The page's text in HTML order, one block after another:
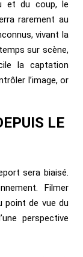
et du coup, le
rarement au
vivant la
sur scène,
la captation
l’image, or
LE
sera biaisé.
Filmer
point de vue du
perspective